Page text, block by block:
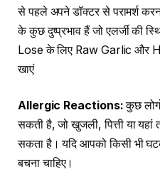
से पहले अपने डॉक्टर से परामर्श
के कुछ दुष्प्रभाव हैं जो एलर्जी की
Lose के लिए Raw Garlic और
खाएं
Allergic Reactions:कुछ
सकती है, जो खुजली, पित्ती या
सकता है। यदि आपको किसी भी
बचना चाहिए।